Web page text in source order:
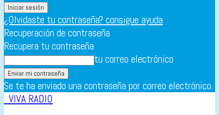
¿Olvidaste tu contraseña? consigue ayuda
Recuperación de contraseña
Recupera tu contraseña
tu correo electrónico
Se te ha enviado una contraseña por correo electrónico.
VIVA RADIO